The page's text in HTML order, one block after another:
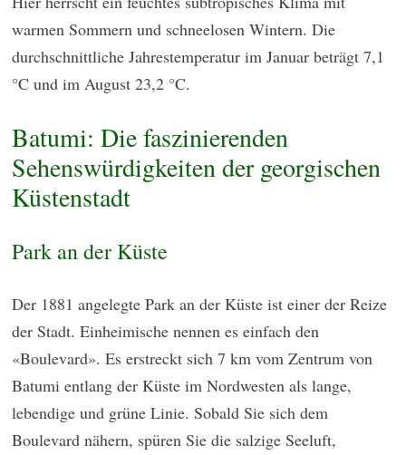
warmen Sommern und schneelosen Wintern. Die
durchschnittliche Jahrestemperatur im Januar beträgt 7,1
°C und im August 23,2 °C.
Batumi: Die faszinierenden
Sehenswürdigkeiten der georgischen
Küstenstadt
Park an der Küste
Der 1881 angelegte Park an der Küste ist einer der Reize
der Stadt. Einheimische nennen es einfach den
«Boulevard». Es erstreckt sich 7 km vom Zentrum von
Batumi entlang der Küste im Nordwesten als lange,
lebendige und grüne Linie. Sobald Sie sich dem
Boulevard nähern, spüren Sie die salzige Seeluft,